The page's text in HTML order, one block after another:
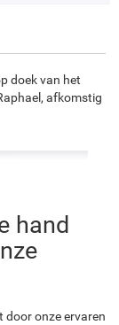
doek van het
afkomstig
hand
door onze ervaren